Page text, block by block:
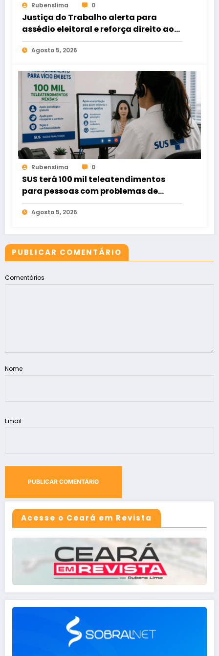
Rubenslima 0
Justiça do Trabalho alerta para
assédio eleitoral e reforça direito ao
voto livre nas relações de trabalho
Agosto 5, 2026
Rubenslima 0
SUS terá 100 mil teleatendimentos
para pessoas com problemas de
apostas em bets
Agosto 5, 2026
PUBLICAR COMENTÁRIO
Comentários
Nome
Email
Acesse o Ceará em Revista